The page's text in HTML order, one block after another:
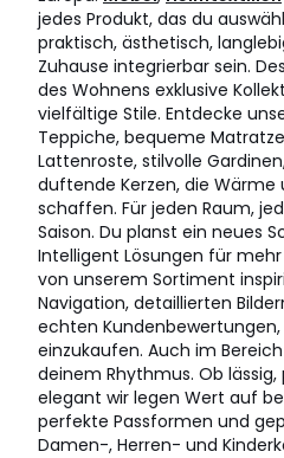
jedes Produkt, das du
praktisch, ästhetisch,
Zuhause integrierbar sein.
des Wohnens exklusive
vielfältige Stile. Entdecke
Teppiche, bequeme
Lattenroste, stilvolle
duftende Kerzen, die Wärme
schaffen. Für jeden Raum,
Saison. Du planst ein neues
Intelligent Lösungen für
von unserem Sortiment
Navigation, detaillierten
echten
einzukaufen. Auch im
deinem Rhythmus. Ob
elegant wir legen Wert auf
perfekte Passformen und
Damen-, Herren- und